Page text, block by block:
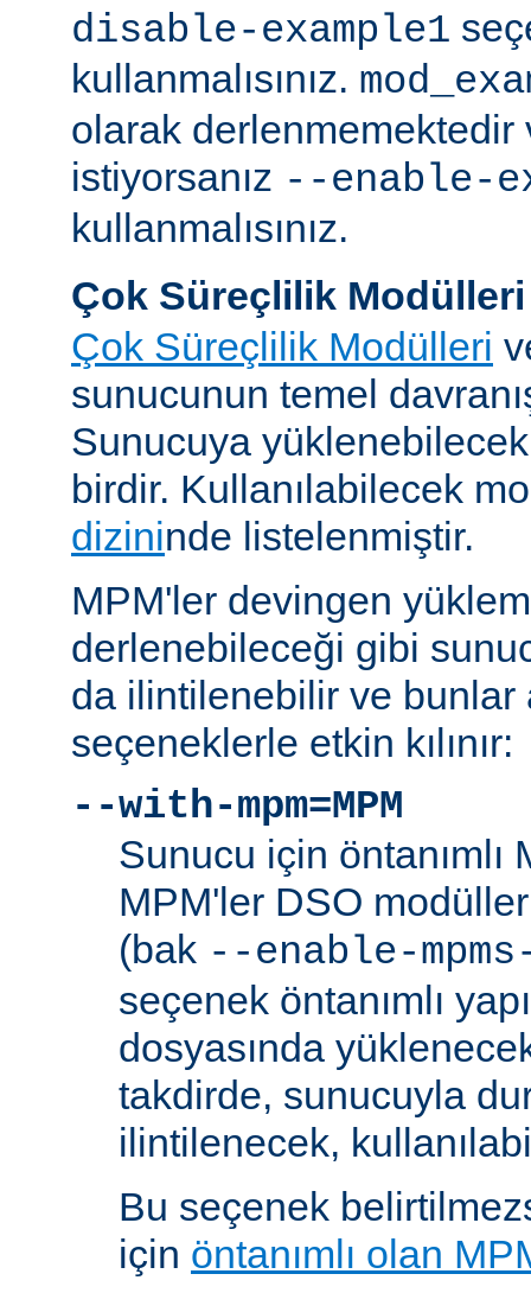
disable-example1
kullanmalısınız.
olarak derlenmemektedir
istiyorsanız --enable-
kullanmalısınız.
Çok Süreçlilik Modülleri
Çok Süreçlilik Modülleri
sunucunun temel
Sunucuya yüklenebilecek
birdir. Kullanılabilecek
dizininde listelenmiştir.
MPM'ler devingen
derlenebileceği gibi
da ilintilenebilir ve bunlar
seçeneklerle etkin kılınır:
--with-mpm=MPM
Sunucu için öntanımlı
MPM'ler DSO
(bak --enable-
seçenek öntanımlı
dosyasında
takdirde, sunucuyla
ilintilenecek,
Bu seçenek
için öntanımlı olan